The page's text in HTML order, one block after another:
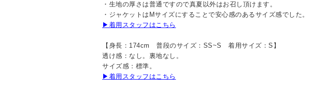
・生地の厚さは普通ですので真夏以外はお召し頂けます。
・ジャケットはMサイズにすることで安心感のあるサイズ感でした。
▶着用スタッフはこちら
【身長：174cm 普段のサイズ：SS~S 着用サイズ：S】
透け感：なし。裏地なし。
サイズ感：標準。
▶着用スタッフはこちら